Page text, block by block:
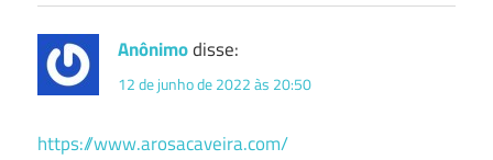
Anônimodisse:
12 de junho de 2022 às 20:50
https://www.arosacaveira.com/